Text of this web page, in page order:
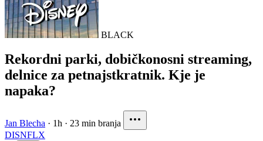
BLACK
Rekordni parki, dobičkonosni streaming,
delnice za petnajstkratnik. Kje je
napaka?
Jan Blecha · 1h · 23 min branja
DISNFLX